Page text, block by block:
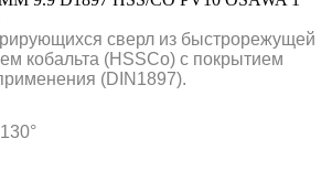
сверл из быстрорежущей
кобальта (HSSCo) c покрытием
(DIN1897).